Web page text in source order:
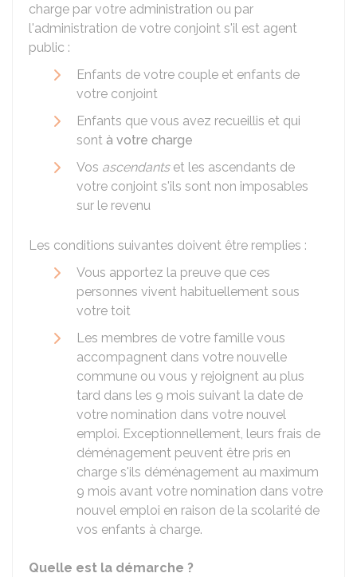
charge par votre administration ou par
l'administration de votre conjoint s'il est agent
public :
Enfants de votre couple et enfants de
votre conjoint
Enfants que vous avez recueillis et qui
sont à votre charge
Vos ascendantset les ascendants de
votre conjoint s'ils sont non imposables
sur le revenu
Les conditions suivantes doivent être remplies :
Vous apportez la preuve que ces
personnes vivent habituellement sous
votre toit
Les membres de votre famille vous
accompagnent dans votre nouvelle
commune ou vous y rejoignent au plus
tard dans les 9 mois suivant la date de
votre nomination dans votre nouvel
emploi. Exceptionnellement, leurs frais de
déménagement peuvent être pris en
charge s'ils déménagement au maximum
9 mois avant votre nomination dans votre
nouvel emploi en raison de la scolarité de
vos enfants à charge.
Quelle est la démarche ?